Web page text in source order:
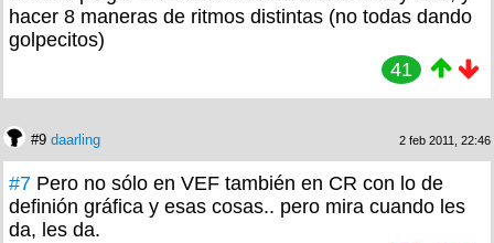
hacer 8 maneras de ritmos distintas (no todas dando
golpecitos)
41
#9 daarling 2 feb 2011, 22:46
#7 Pero no sólo en VEF también en CR con lo de
definión gráfica y esas cosas.. pero mira cuando les
da, les da.